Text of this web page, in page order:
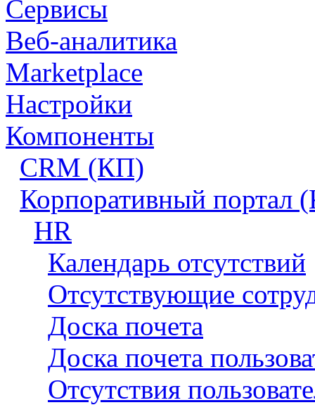
Сервисы
Веб-аналитика
Marketplace
Настройки
Компоненты
CRM (КП)
Корпоративный портал
HR
Календарь отсутствий
Отсутствующие
Доска почета
Доска почета
Отсутствия